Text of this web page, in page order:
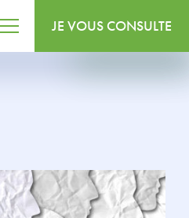
JE VOUS CONSULTE